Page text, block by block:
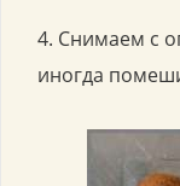
4. Снимаем с
иногда